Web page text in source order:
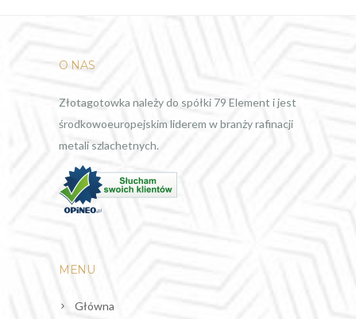
O NAS
Złotagotowka należy do spółki 79 Element i jest
środkowoeuropejskim liderem w branży rafinacji
metali szlachetnych.
MENU
Główna